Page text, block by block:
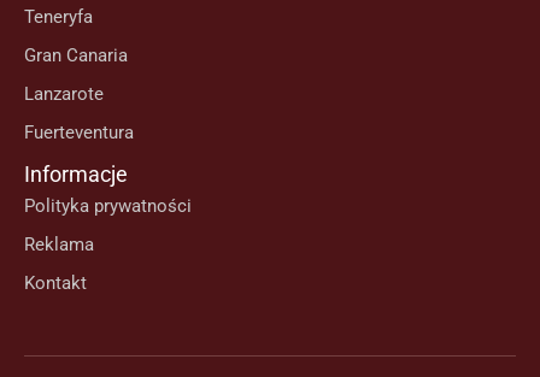
Teneryfa
Gran Canaria
Lanzarote
Fuerteventura
Informacje
Polityka prywatności
Reklama
Kontakt